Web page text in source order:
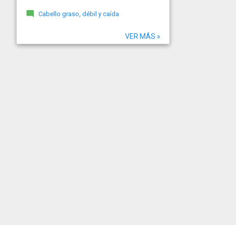
Cabello graso, débil y caída
VER MÁS »